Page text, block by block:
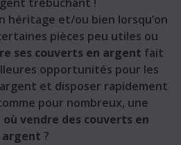
héritage et/ou bien lorsqu’on
pièces peu utiles ou
ses couverts en argent fait
opportunités pour les
et disposer rapidement
pour nombreux, une
où vendre des couverts en
argent ?